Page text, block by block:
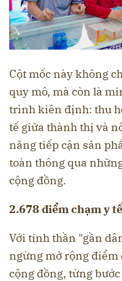
Cột mốc này không
quy mô, mà còn là
trình kiên định: thu
tế giữa thành thị và
năng tiếp cận sản
toàn thông qua
cộng đồng.
2.678 điểm chạm y
Với tinh thần "gần
ngừng mở rộng
cộng đồng, từng